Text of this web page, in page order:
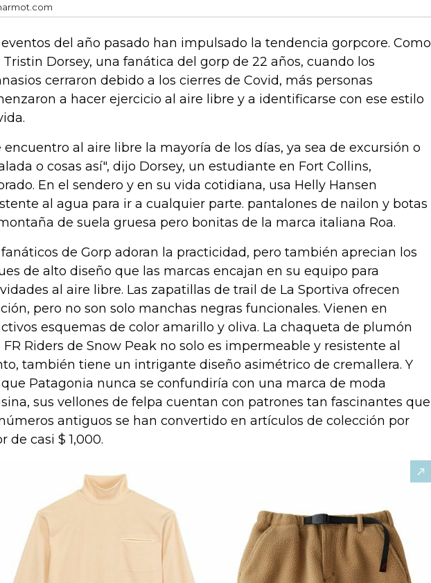
eventos del año pasado han impulsado la tendencia gorpcore. Como
Dorsey, una fanática del gorp de 22 años, cuando los
cerraron debido a los cierres de Covid, más personas
a hacer ejercicio al aire libre y a identificarse con ese estilo
encuentro al aire libre la mayoría de los días, ya sea de excursión o
o cosas así", dijo Dorsey, un estudiante en Fort Collins,
En el sendero y en su vida cotidiana, usa Helly Hansen
al agua para ir a cualquier parte. pantalones de nailon y botas
de suela gruesa pero bonitas de la marca italiana Roa.
fanáticos de Gorp adoran la practicidad, pero también aprecian los
de alto diseño que las marcas encajan en su equipo para
al aire libre. Las zapatillas de trail de La Sportiva ofrecen
pero no son solo manchas negras funcionales. Vienen en
esquemas de color amarillo y oliva. La chaqueta de plumón
FR Riders de Snow Peak no solo es impermeable y resistente al
también tiene un intrigante diseño asimétrico de cremallera. Y
Patagonia nunca se confundiría con una marca de moda
sus vellones de felpa cuentan con patrones tan fascinantes que
antiguos se han convertido en artículos de colección por
de casi $ 1,000.